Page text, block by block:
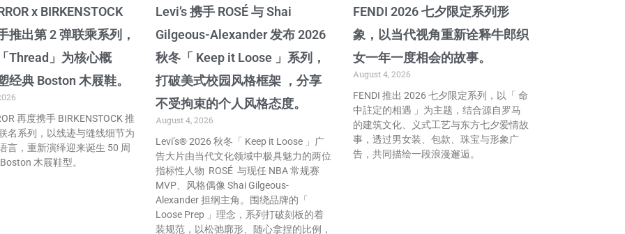
x BIRKENSTOCK
推出第 2 弹联乘系列，
Thread」为核心概
经典 Boston 木屐鞋。
再度携手 BIRKENSTOCK 推
名系列，以线迹与缝线细节为
言，重新演绎迎来诞生 50 周
木屐鞋型。
Levi’s 携手 ROSÉ 与 Shai
Gilgeous-Alexander 发布 2026
秋冬「 Keep it Loose 」系列，
打破美式校园风格框架 ，分享
不受拘束的个人风格态度。
August 4, 2026
Levi’s® 2026 秋冬「 Keep it Loose 」广
告大片由当代文化领域中极具魅力的两位
指标性人物 ROSÉ 与现任 NBA 常规赛
MVP、风格偶像 Shai Gilgeous-
Alexander 担纲主角。围绕品牌的「
Loose Prep 」理念，系列打破刻板的着
装规范，以松弛廓形、随心拿捏的比例，
FENDI 2026 七夕限定系列形
象，以当代视角重新诠释牛郎织
女一年一度相会的故事。
August 4, 2026
FENDI 推出 2026 七夕限定系列，以「 命
中註定的相遇 」为主题，结合源自罗马
的建筑文化、义式工艺与东方七夕爱情故
事，透过男女装、包款、珠宝与形象广
告，共同描绘一段浪漫邂逅。